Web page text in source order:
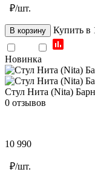
₽/шт.
В корзину Купить в
Новинка
Стул Нита (Nita)
0 отзывов
10 990
₽/шт.